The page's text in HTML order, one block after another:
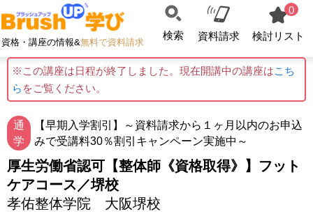
資格・講座の情報&無料で資料請求
検索 資料請求
0
検討リスト
※この講座は日程が終了しました。現在開講中の講座はこち
ら をご覧ください。
通
学
【早期入学割引】～資料請求から１ヶ月以内のお申込
みで受講料30％割引キャンペーン実施中～
厚生労働省認可【整体師《資格取得》】フット
ケアコース／堺校
孝佑整体学院 大阪堺校